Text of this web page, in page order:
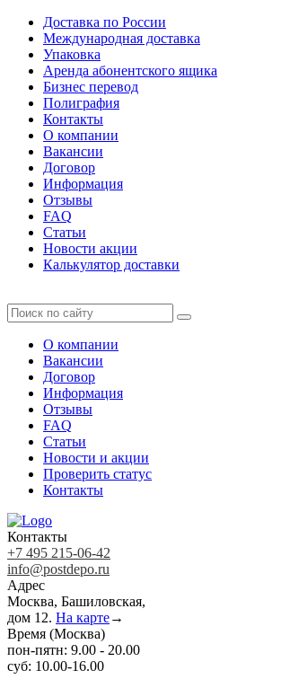
Доставка по России
Международная доставка
Упаковка
Аренда абонентского ящика
Бизнес перевод
Полиграфия
Контакты
О компании
Вакансии
Договор
Информация
Отзывы
FAQ
Статьи
Новости акции
Калькулятор доставки
О компании
Вакансии
Договор
Информация
Отзывы
FAQ
Статьи
Новости и акции
Проверить статус
Контакты
Контакты
+7 495 215-06-42
info@postdepo.ru
Адрес
Москва, Башиловская,
дом 12. На карте→
Время (Москва)
пон-пятн: 9.00 - 20.00
суб: 10.00-16.00